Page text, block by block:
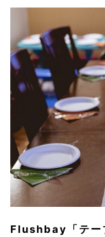
Flushbay「テー